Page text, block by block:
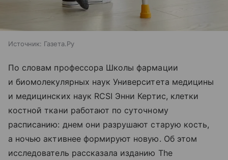
Источник: Газета.Ру
По словам профессора Школы фармации
и биомолекулярных наук Университета медицины
и медицинских наук RCSI Энни Кертис, клетки
костной ткани работают по суточному
расписанию: днем они разрушают старую кость,
а ночью активнее формируют новую. Об этом
исследователь рассказала изданию The